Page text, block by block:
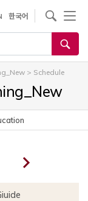
한국어
> Schedule